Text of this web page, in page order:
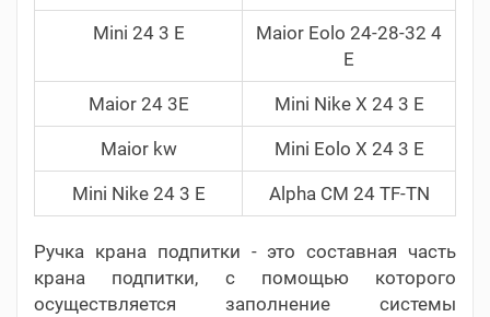
Mini 24 3 E
Maior Eolo 24-28-32 4
E
Maior 24 3E Mini Nike X 24 3 E
Maior kw Mini Eolo X 24 3 E
Mini Nike 24 3 E Alpha CM 24 TF-TN
Ручка крана подпитки - это составная часть
крана подпитки, с помощью которого
осуществляется заполнение системы